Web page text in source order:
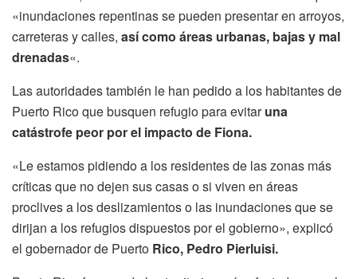
«inundaciones repentinas se pueden presentar en arroyos,
carreteras y calles, así como áreas urbanas, bajas y mal
drenadas«.
Las autoridades también le han pedido a los habitantes de
Puerto Rico que busquen refugio para evitaruna
catástrofe peor por el impacto de Fiona.
«Le estamos pidiendo a los residentes de las zonas más
críticas que no dejen sus casas o si viven en áreas
proclives a los deslizamientos o las inundaciones que se
dirijan a los refugios dispuestos por el gobierno», explicó
el gobernador de Puerto Rico, Pedro Pierluisi.